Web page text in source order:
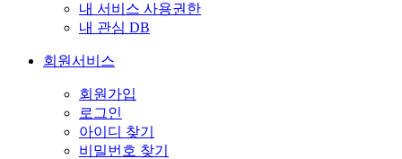
내 서비스 사용권한
내 관심 DB
회원서비스
회원가입
로그인
아이디 찾기
비밀번호 찾기